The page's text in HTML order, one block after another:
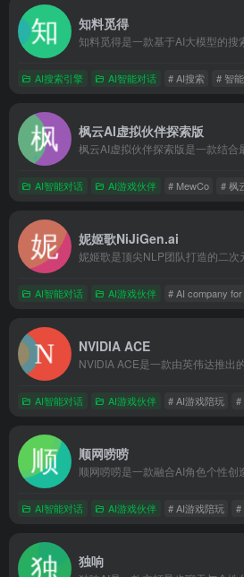
知料觅得
AI搜索引擎 AI智能对话 # AI搜索 # 智
枫云AI虚拟伙伴探索版
AI智能对话 AI游戏伙伴 # MewCo # 枫
妮姬歌NiJiGen.ai
AI智能对话 AI游戏伙伴 # AI company
NVIDIA ACE
AI智能对话 AI游戏伙伴 # AI游戏陪玩 #
顺网唠唠
AI智能对话 AI游戏伙伴 # AI游戏陪玩 #
独响